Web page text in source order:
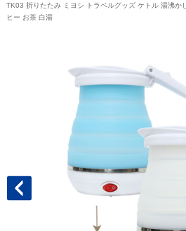
TK03 折りたたみ ミヨシ トラベルグッズ ケトル 湯沸か
ヒー お茶 白湯